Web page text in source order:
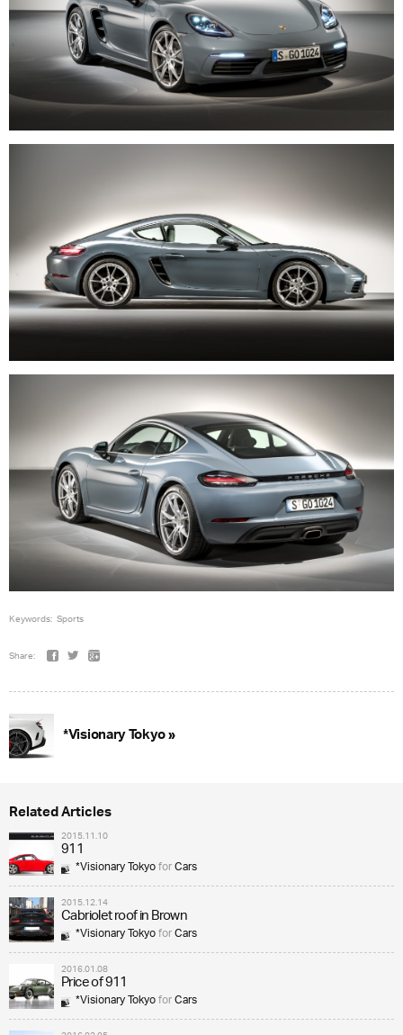
Keywords: Sports
Share:
*Visionary Tokyo »
Related Articles
2015.11.10
911
*Visionary TokyoforCars
2015.12.14
Cabriolet roof in Brown
*Visionary TokyoforCars
2016.01.08
Price of 911
*Visionary TokyoforCars